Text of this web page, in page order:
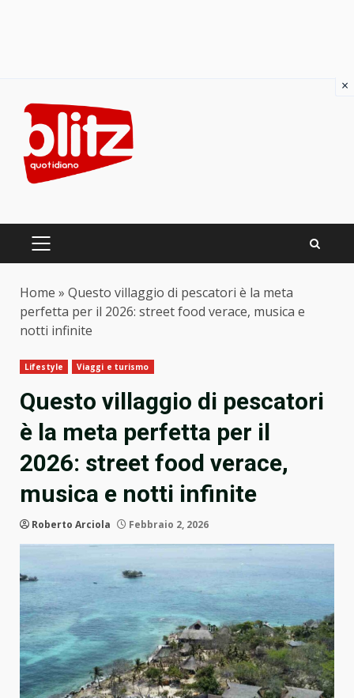
content
PRIMARY
Home » Questo villaggio di pescatori è la meta
perfetta per il 2026: street food verace, musica e
notti infinite
Lifestyle Viaggi e turismo
Questo villaggio di pescatori
è la meta perfetta per il
2026: street food verace,
musica e notti infinite
Roberto Arciola Febbraio 2, 2026
×